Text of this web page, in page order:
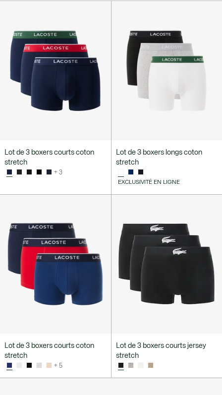
Lot de 3 boxers courts coton
stretch
+ 3
Lot de 3 boxers longs coton
stretch
EXCLUSIVITÉ EN LIGNE
Lot de 3 boxers courts coton
stretch
+ 5
Lot de 3 boxers courts jersey
stretch